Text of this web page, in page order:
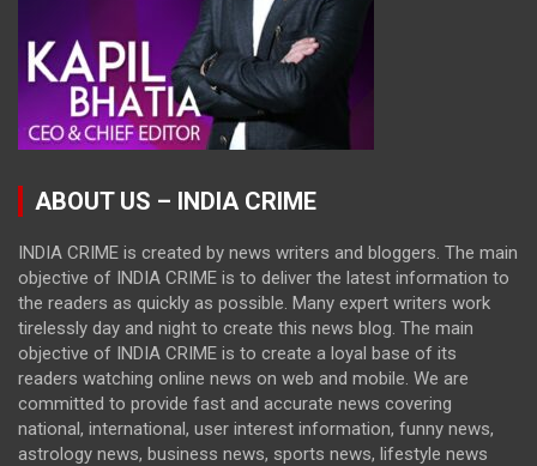
ABOUT US – INDIA CRIME
INDIA CRIME is created by news writers and bloggers. The main
objective of INDIA CRIME is to deliver the latest information to
the readers as quickly as possible. Many expert writers work
tirelessly day and night to create this news blog. The main
objective of INDIA CRIME is to create a loyal base of its
readers watching online news on web and mobile. We are
committed to provide fast and accurate news covering
national, international, user interest information, funny news,
astrology news, business news, sports news, lifestyle news